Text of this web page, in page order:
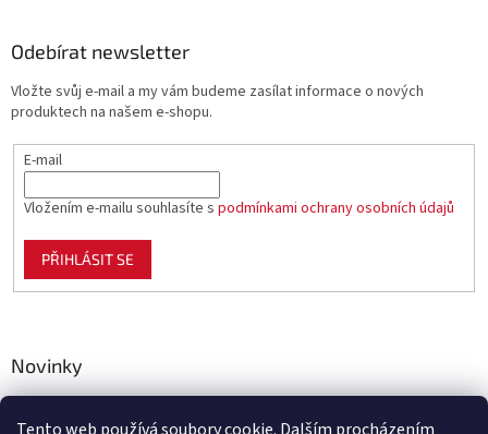
Odebírat newsletter
Vložte svůj e-mail a my vám budeme zasílat informace o nových
produktech na našem e-shopu.
E-mail
Vložením e-mailu souhlasíte s podmínkami ochrany osobních údajů
PŘIHLÁSIT SE
Novinky
zahradu, chov i domácnost